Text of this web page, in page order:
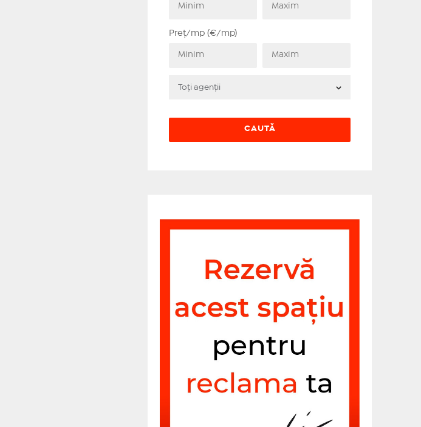
Preț/mp (€/mp)